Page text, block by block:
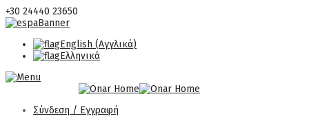
+30 24440 23650
English (Αγγλικά)
Ελληνικά
Σύνδεση / Εγγραφή